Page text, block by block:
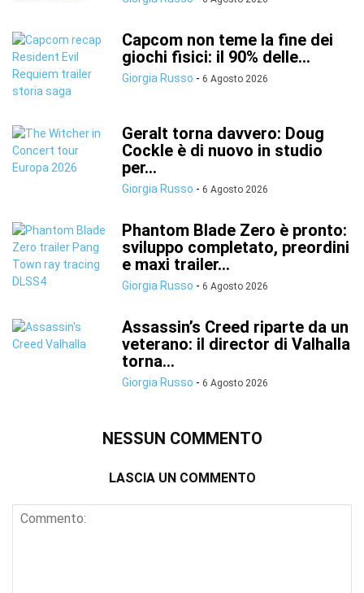
Capcom non teme la fine dei
giochi fisici: il 90% delle...
Giorgia Russo - 6 Agosto 2026
Geralt torna davvero: Doug
Cockle è di nuovo in studio
per...
Giorgia Russo - 6 Agosto 2026
Phantom Blade Zero è pronto:
sviluppo completato, preordini
e maxi trailer...
Giorgia Russo - 6 Agosto 2026
Assassin’s Creed riparte da un
veterano: il director di Valhalla
torna...
Giorgia Russo - 6 Agosto 2026
NESSUN COMMENTO
LASCIA UN COMMENTO